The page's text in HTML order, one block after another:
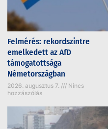
Felmérés: rekordszintre
emelkedett az AfD
támogatottsága
Németországban
2026. augusztus 7.
Nincs
hozzászólás